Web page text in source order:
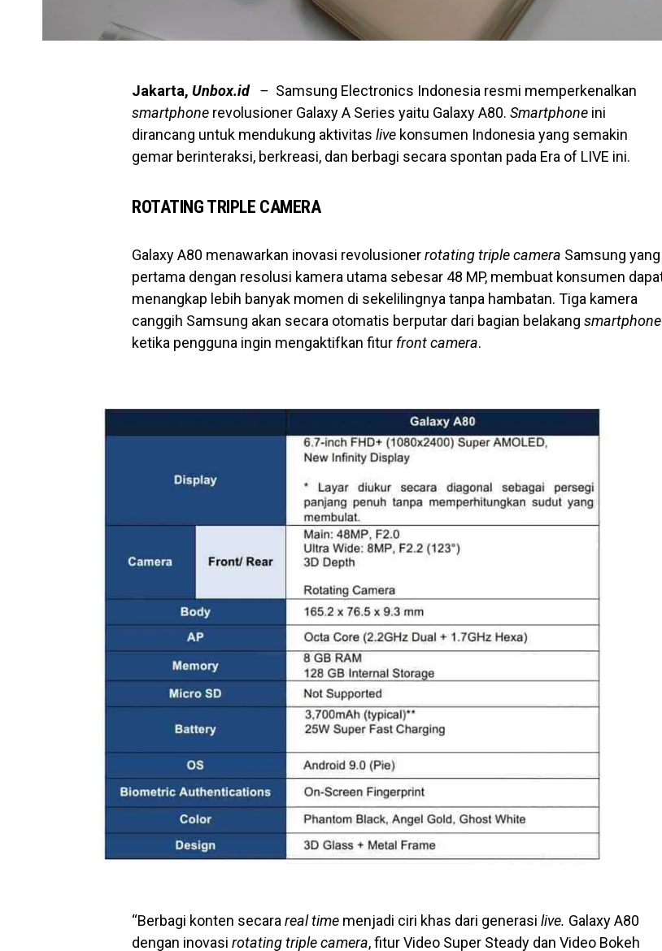
Jakarta, Unbox.id– Samsung Electronics Indonesia resmi memperkenalkan
smartphone revolusioner Galaxy A Series yaitu Galaxy A80. Smartphone ini
dirancang untuk mendukung aktivitas live konsumen Indonesia yang semakin
gemar berinteraksi, berkreasi, dan berbagi secara spontan pada Era of LIVE ini.
ROTATING TRIPLE CAMERA
Galaxy A80 menawarkan inovasi revolusionerrotating triple camera Samsung yang
pertama dengan resolusi kamera utama sebesar 48 MP, membuat konsumen
menangkap lebih banyak momen di sekelilingnya tanpa hambatan. Tiga kamera
canggih Samsung akan secara otomatis berputar dari bagian belakang smartphone
ketika pengguna ingin mengaktifkan fitur front camera.
“Berbagi konten secara real time menjadi ciri khas dari generasi live. Galaxy A80
dengan inovasi rotating triple camera, fitur Video Super Steady dan Video Bokeh